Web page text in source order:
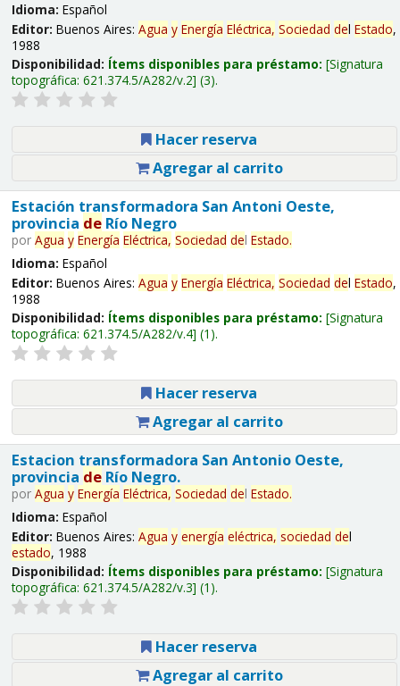
Idioma: Español
Editor: Buenos Aires: Agua y Energía Eléctrica, Sociedad del Estado,
1988
Disponibilidad: Ítems disponibles para préstamo: Signatura
topográfica: 621.374.5/A282/v.2 (3).
Hacer reserva
Agregar al carrito
Estación transformadora San Antoni Oeste,
provincia deRío Negro
por Agua y Energía Eléctrica, Sociedad del Estado.
Idioma: Español
Editor: Buenos Aires: Agua y Energía Eléctrica, Sociedad del Estado,
1988
Disponibilidad: Ítems disponibles para préstamo: Signatura
topográfica: 621.374.5/A282/v.4 (1).
Hacer reserva
Agregar al carrito
Estacion transformadora San Antonio Oeste,
provincia deRío Negro.
por Agua y Energía Eléctrica, Sociedad del Estado.
Idioma: Español
Editor: Buenos Aires: Agua y energía eléctrica, sociedad del
estado, 1988
Disponibilidad: Ítems disponibles para préstamo: Signatura
topográfica: 621.374.5/A282/v.3 (1).
Hacer reserva
Agregar al carrito